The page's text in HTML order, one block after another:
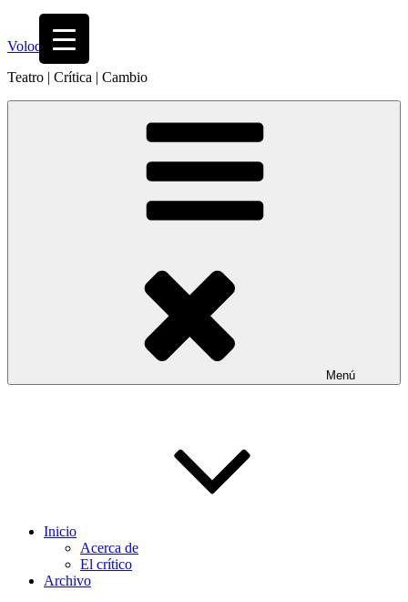
contenido
Volodia
Teatro | Crítica | Cambio
Menú
Inicio
Acerca de
El crítico
Archivo